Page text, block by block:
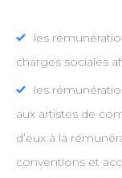
les
charges sociales
les
aux artistes de
d’eux à la
conventions et